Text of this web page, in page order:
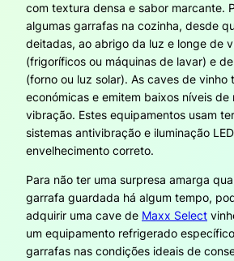
com textura densa e sabor marcante.
algumas garrafas na cozinha, desde
deitadas, ao abrigo da luz e longe de
(frigoríficos ou máquinas de lavar) e
(forno ou luz solar). As caves de vinho
económicas e emitem baixos níveis de
vibração. Estes equipamentos usam
sistemas antivibração e iluminação
envelhecimento correto.
Para não ter uma surpresa amarga
garrafa guardada há algum tempo,
adquirir uma cave de Maxx Select
um equipamento refrigerado
garrafas nas condições ideais de